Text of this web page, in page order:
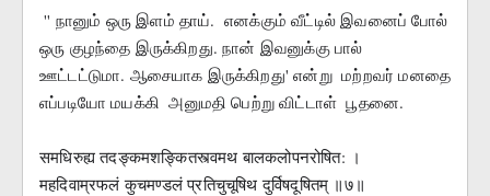
'' நானும் ஒரு இளம் தாய்.  எனக்கும் வீட்டில் இவனைப் போல்
ஒரு குழந்தை இருக்கிறது. நான் இவனுக்கு பால்
ஊட்டட்டுமா. ஆசையாக இருக்கிறது' என்று  மற்றவர் மனதை
எப்படியோ மயக்கி  அனுமதி பெற்று விட்டாள்  பூதனை.
समधिरुह्य तदङ्कमशङ्कितस्त्वमथ बालकलोपनरोषित: ।
महदिवाम्रफलं कुचमण्डलं प्रतिचुचूषिथ दुर्विषदूषितम् ॥७॥